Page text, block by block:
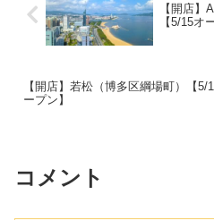
【開店】
【5/15オ
【開店】若松（博多区綱場町）【5/
ープン】
コメント